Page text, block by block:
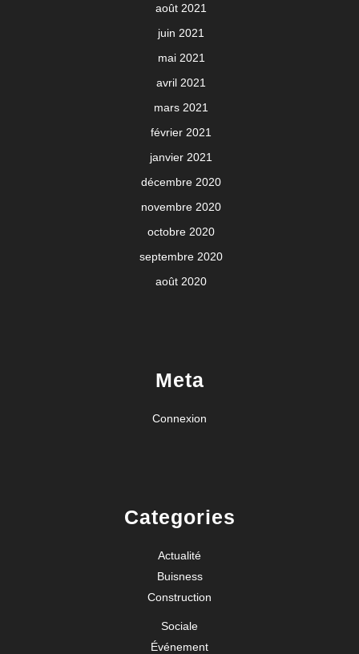
août 2021
juin 2021
mai 2021
avril 2021
mars 2021
février 2021
janvier 2021
décembre 2020
novembre 2020
octobre 2020
septembre 2020
août 2020
Meta
Connexion
Categories
Actualité
Buisness
Construction
Sociale
Événement